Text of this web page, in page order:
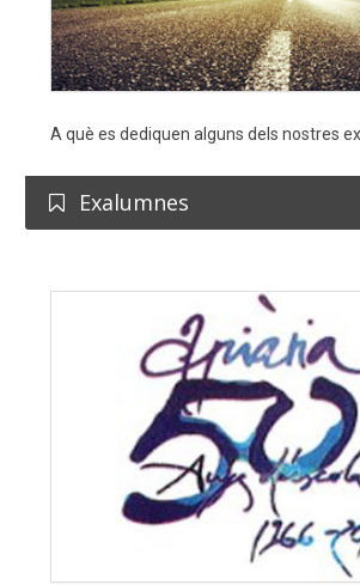
A què es dediquen alguns dels nostres
Exalumnes